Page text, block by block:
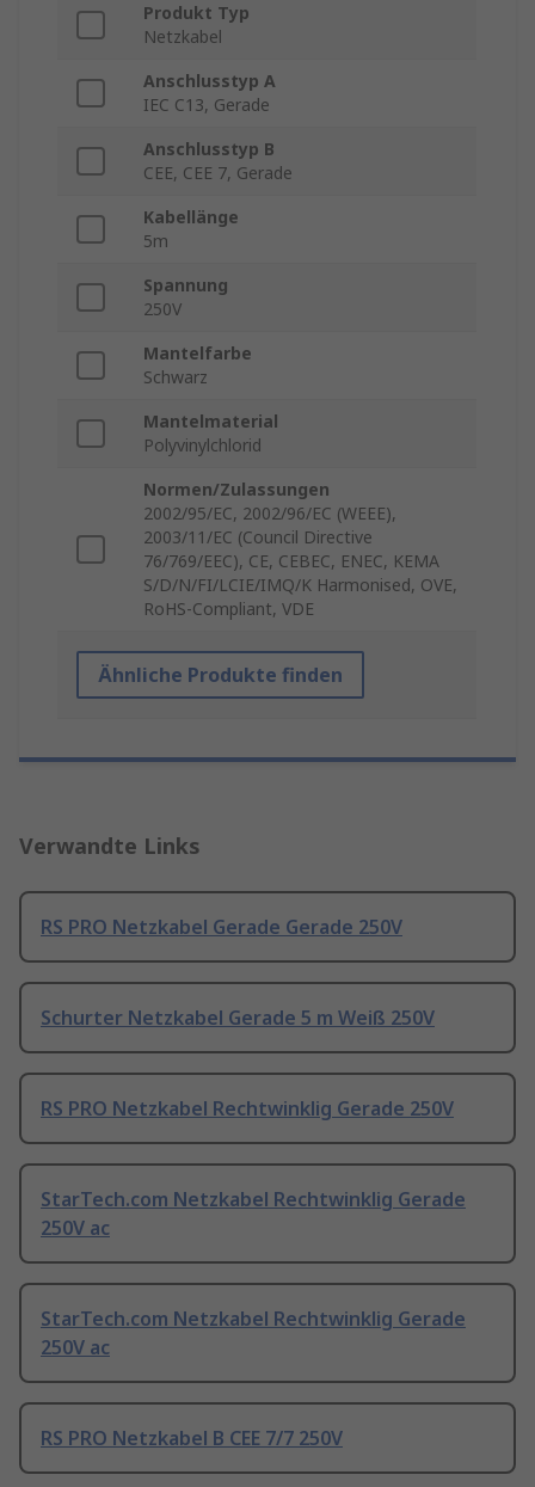
Produkt Typ
Netzkabel
Anschlusstyp A
IEC C13, Gerade
Anschlusstyp B
CEE, CEE 7, Gerade
Kabellänge
5m
Spannung
250V
Mantelfarbe
Schwarz
Mantelmaterial
Polyvinylchlorid
Normen/Zulassungen
2002/95/EC, 2002/96/EC (WEEE),
2003/11/EC (Council Directive
76/769/EEC), CE, CEBEC, ENEC, KEMA
S/D/N/FI/LCIE/IMQ/K Harmonised, OVE,
RoHS-Compliant, VDE
Ähnliche Produkte finden
Verwandte Links
RS PRO Netzkabel Gerade Gerade 250V
Schurter Netzkabel Gerade 5 m Weiß 250V
RS PRO Netzkabel Rechtwinklig Gerade 250V
StarTech.com Netzkabel Rechtwinklig Gerade
250V ac
StarTech.com Netzkabel Rechtwinklig Gerade
250V ac
RS PRO Netzkabel B CEE 7/7 250V